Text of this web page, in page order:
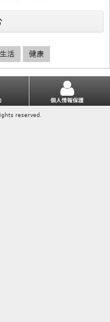
活 健康
reserved.